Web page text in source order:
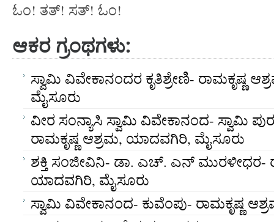
ಓಂ! ತತ್! ಸತ್! ಓಂ!
ಆಕರ ಗ್ರಂಥಗಳು:
ಸ್ವಾಮಿ ವಿವೇಕಾನಂದರ ಕೃತಿಶ್ರೇಣಿ- ರಾಮಕೃಷ್ಣ
ಮೈಸೂರು
ವೀರ ಸಂನ್ಯಾಸಿ ಸ್ವಾಮಿ ವಿವೇಕಾನಂದ- ಸ್ವಾಮಿ
ರಾಮಕೃಷ್ಣ ಆಶ್ರಮ, ಯಾದವಗಿರಿ, ಮೈಸೂರು
ಶಕ್ತಿ ಸಂಜೀವಿನಿ- ಡಾ. ಎಚ್. ಎನ್ ಮುರಳೀಧರ-
ಯಾದವಗಿರಿ, ಮೈಸೂರು
ಸ್ವಾಮಿ ವಿವೇಕಾನಂದ- ಕುವೆಂಪು- ರಾಮಕೃಷ್ಣ